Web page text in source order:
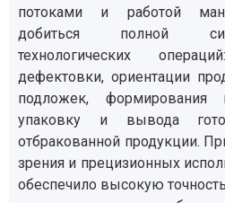
потоками и работой
добиться полной
технологических
дефектовки, ориентации
подложек, формирования
упаковку и вывода
отбракованной продукции.
зрения и прецизионных
обеспечило высокую